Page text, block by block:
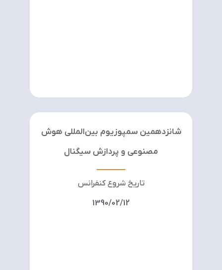
شانزدهمین سمپوزیوم بین‌المللی هوش
مصنوعی و پردازش سیگنال
تاریخ شروع کنفرانس
1390/02/12